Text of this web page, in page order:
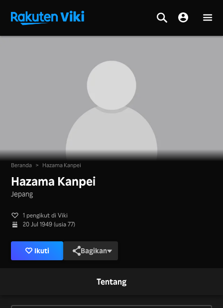
Beranda > Hazama Kanpei
Hazama Kanpei
Jepang
1 pengikut di Viki
20 Jul 1949 (usia 77)
Ikuti Bagikan
Tentang